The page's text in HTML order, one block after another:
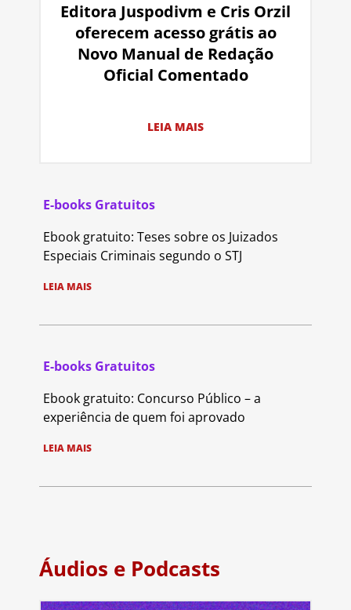
Editora Juspodivm e Cris Orzil
oferecem acesso grátis ao
Novo Manual de Redação
Oficial Comentado
LEIA MAIS
E-books Gratuitos
Ebook gratuito: Teses sobre os Juizados
Especiais Criminais segundo o STJ
LEIA MAIS
E-books Gratuitos
Ebook gratuito: Concurso Público – a
experiência de quem foi aprovado
LEIA MAIS
Áudios e Podcasts